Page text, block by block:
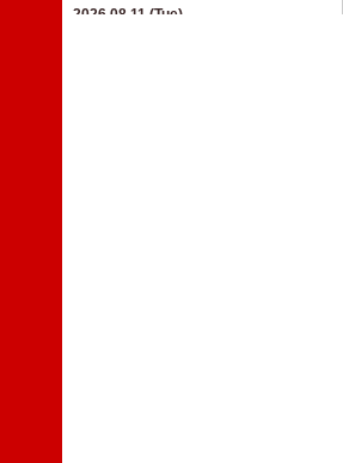
2026.08.11 (Tue)